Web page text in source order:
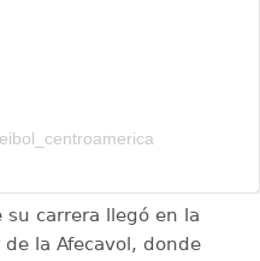
su carrera llegó en la
la Afecavol, donde